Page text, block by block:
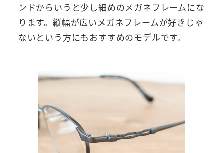
ンドからいうと少し細めのメガネフレームにな
ります。縦幅が広いメガネフレームが好きじゃ
ないという方にもおすすめのモデルです。